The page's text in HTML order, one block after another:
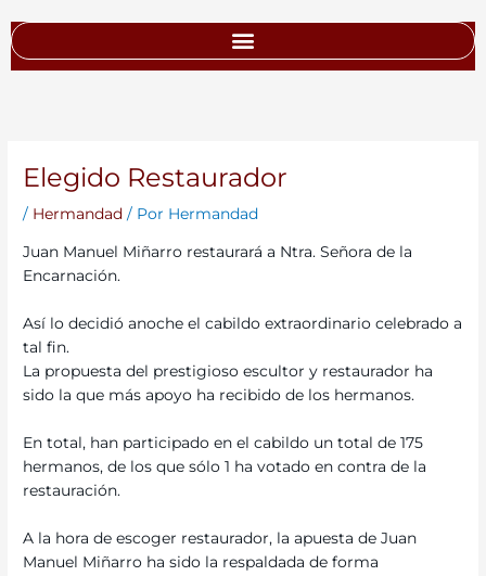
Elegido Restaurador
/ Hermandad / Por Hermandad
Juan Manuel Miñarro restaurará a Ntra. Señora de la
Encarnación.
Así lo decidió anoche el cabildo extraordinario celebrado a
tal fin.
La propuesta del prestigioso escultor y restaurador ha
sido la que más apoyo ha recibido de los hermanos.
En total, han participado en el cabildo un total de 175
hermanos, de los que sólo 1 ha votado en contra de la
restauración.
A la hora de escoger restaurador, la apuesta deJuan
Manuel Miñarro ha sido la respaldada de forma